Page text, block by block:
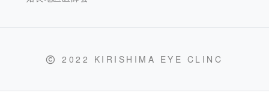
2022 KIRISHIMA EYE CLINC